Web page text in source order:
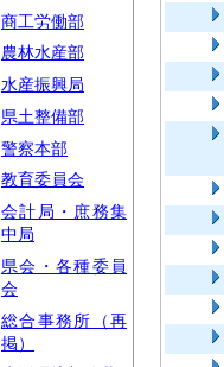
商工労働部
農林水産部
水産振興局
県土整備部
警察本部
教育委員会
会計局・庶務集
中局
県会・各種委員
会
総合事務所（再
掲）